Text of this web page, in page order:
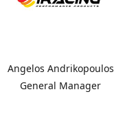
Angelos Andrikopoulos
General Manager